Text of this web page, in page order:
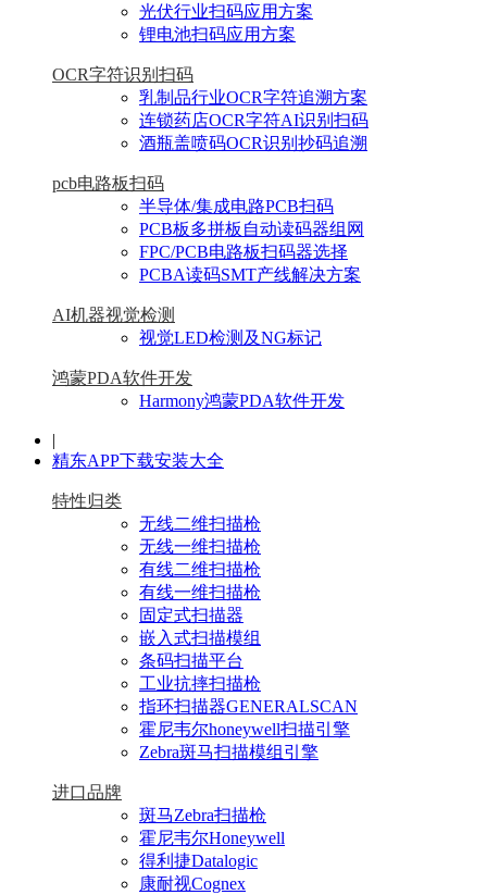
光伏行业扫码应用方案
锂电池扫码应用方案
OCR字符识别扫码
乳制品行业OCR字符追溯方案
连锁药店OCR字符AI识别扫码
酒瓶盖喷码OCR识别抄码追溯
pcb电路板扫码
半导体/集成电路PCB扫码
PCB板多拼板自动读码器组网
FPC/PCB电路板扫码器选择
PCBA读码SMT产线解决方案
AI机器视觉检测
视觉LED检测及NG标记
鸿蒙PDA软件开发
Harmony鸿蒙PDA软件开发
|
精东APP下载安装大全
特性归类
无线二维扫描枪
无线一维扫描枪
有线二维扫描枪
有线一维扫描枪
固定式扫描器
嵌入式扫描模组
条码扫描平台
工业抗摔扫描枪
指环扫描器GENERALSCAN
霍尼韦尔honeywell扫描引擎
Zebra斑马扫描模组引擎
进口品牌
斑马Zebra扫描枪
霍尼韦尔Honeywell
得利捷Datalogic
康耐视Cognex